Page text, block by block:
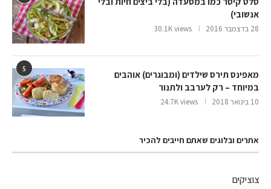
אנשובי)
28 בדצמבר 2016 30.1K views
5
מאפינס תירס שילדים (ומבוגרים) אוהבים
במיוחד – רק לערבב ולתנור
10 בינואר 2018 24.7K views
אתרים ובלוגים שאתם חייבים להכיר
צוציקים